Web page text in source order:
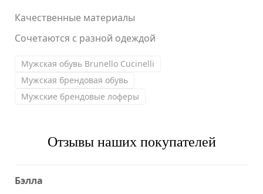
Качественные материалы
Сочетаются с разной одеждой
Мужская обувь Brunello Cucinelli
Мужская брендовая обувь
Мужские брендовые лоферы
Отзывы наших покупателей
Бэлла